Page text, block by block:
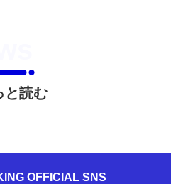
と読む
OFFICIAL SNS